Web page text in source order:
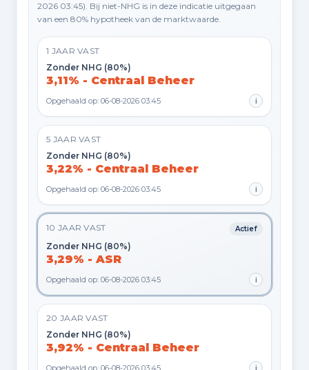
2026 03:45). Bij niet-NHG is in deze indicatie uitgegaan
van een 80% hypotheek van de marktwaarde.
1 JAAR VAST
Zonder NHG (80%)
3,11% - Centraal Beheer
Opgehaald op: 06-08-2026 03:45 i
5 JAAR VAST
Zonder NHG (80%)
3,22% - Centraal Beheer
Opgehaald op: 06-08-2026 03:45 i
10 JAAR VAST Actief
Zonder NHG (80%)
3,29% - ASR
Opgehaald op: 06-08-2026 03:45 i
20 JAAR VAST
Zonder NHG (80%)
3,92% - Centraal Beheer
Opgehaald op: 06-08-2026 03:45 i